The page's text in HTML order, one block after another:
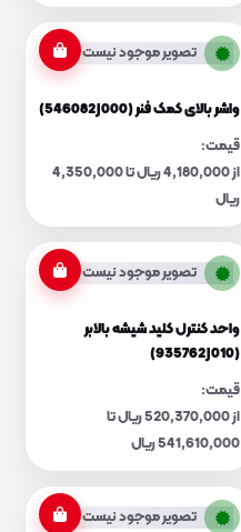
تصویر موجود نیست
واشر بالای کمک فنر (546082J000)
قیمت:
از 4,180,000 ریال تا 4,350,000
ریال
تصویر موجود نیست
واحد کنترل کلید شیشه بالابر
(935762J010)
قیمت:
از 520,370,000 ریال تا
541,610,000 ریال
تصویر موجود نیست